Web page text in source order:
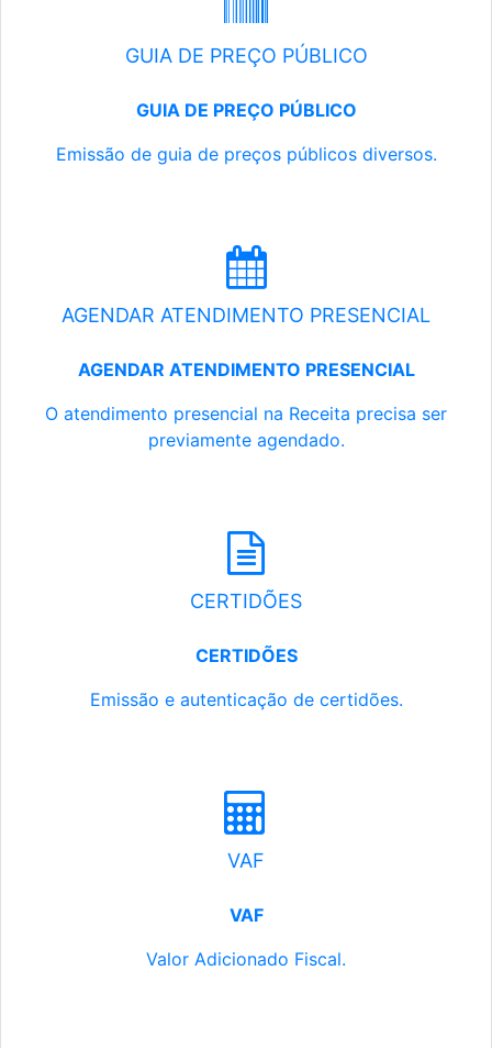
GUIA DE PREÇO PÚBLICO
GUIA DE PREÇO PÚBLICO
Emissão de guia de preços públicos diversos.
AGENDAR ATENDIMENTO PRESENCIAL
AGENDAR ATENDIMENTO PRESENCIAL
O atendimento presencial na Receita precisa ser
previamente agendado.
CERTIDÕES
CERTIDÕES
Emissão e autenticação de certidões.
VAF
VAF
Valor Adicionado Fiscal.